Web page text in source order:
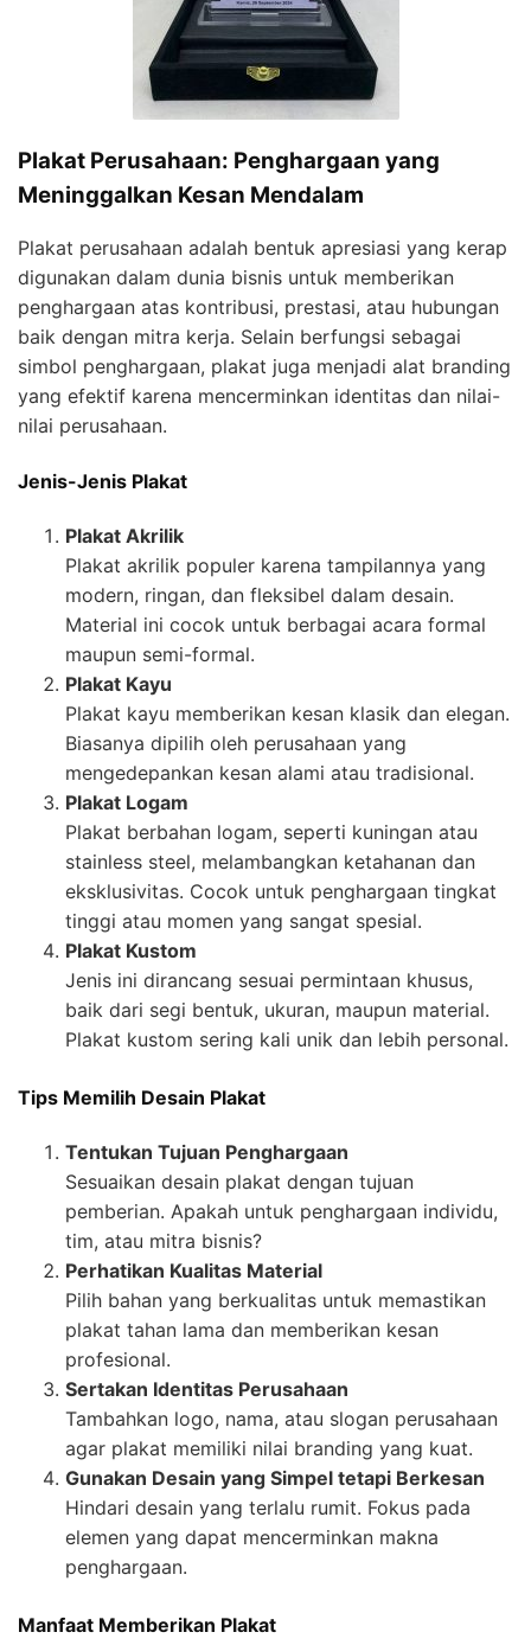
Plakat Perusahaan: Penghargaan yang
Meninggalkan Kesan Mendalam
Plakat perusahaan adalah bentuk apresiasi yang kerap
digunakan dalam dunia bisnis untuk memberikan
penghargaan atas kontribusi, prestasi, atau hubungan
baik dengan mitra kerja. Selain berfungsi sebagai
simbol penghargaan, plakat juga menjadi alat branding
yang efektif karena mencerminkan identitas dan nilai-
nilai perusahaan.
Jenis-Jenis Plakat
Plakat Akrilik
Plakat akrilik populer karena tampilannya yang
modern, ringan, dan fleksibel dalam desain.
Material ini cocok untuk berbagai acara formal
maupun semi-formal.
Plakat Kayu
Plakat kayu memberikan kesan klasik dan elegan.
Biasanya dipilih oleh perusahaan yang
mengedepankan kesan alami atau tradisional.
Plakat Logam
Plakat berbahan logam, seperti kuningan atau
stainless steel, melambangkan ketahanan dan
eksklusivitas. Cocok untuk penghargaan tingkat
tinggi atau momen yang sangat spesial.
Plakat Kustom
Jenis ini dirancang sesuai permintaan khusus,
baik dari segi bentuk, ukuran, maupun material.
Plakat kustom sering kali unik dan lebih personal.
Tips Memilih Desain Plakat
Tentukan Tujuan Penghargaan
Sesuaikan desain plakat dengan tujuan
pemberian. Apakah untuk penghargaan individu,
tim, atau mitra bisnis?
Perhatikan Kualitas Material
Pilih bahan yang berkualitas untuk memastikan
plakat tahan lama dan memberikan kesan
profesional.
Sertakan Identitas Perusahaan
Tambahkan logo, nama, atau slogan perusahaan
agar plakat memiliki nilai branding yang kuat.
Gunakan Desain yang Simpel tetapi Berkesan
Hindari desain yang terlalu rumit. Fokus pada
elemen yang dapat mencerminkan makna
penghargaan.
Manfaat Memberikan Plakat